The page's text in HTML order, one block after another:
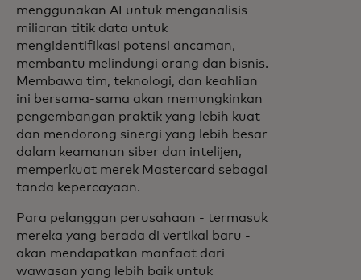
menggunakan AI untuk menganalisis
miliaran titik data untuk
mengidentifikasi potensi ancaman,
membantu melindungi orang dan bisnis.
Membawa tim, teknologi, dan keahlian
ini bersama-sama akan memungkinkan
pengembangan praktik yang lebih kuat
dan mendorong sinergi yang lebih besar
dalam keamanan siber dan intelijen,
memperkuat merek Mastercard sebagai
tanda kepercayaan.
Para pelanggan perusahaan - termasuk
mereka yang berada di vertikal baru -
akan mendapatkan manfaat dari
wawasan yang lebih baik untuk